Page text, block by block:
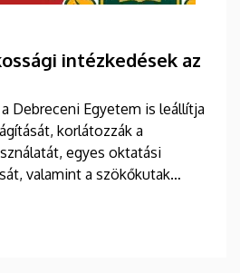
intézkedések az
Debreceni Egyetem is leállítja
korlátozzák a
egyes oktatási
valamint a szökőkutak